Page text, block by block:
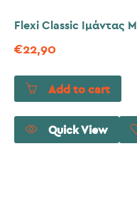
Flexi Classic Ιμάντας
€22,90
Add to cart
Quick View